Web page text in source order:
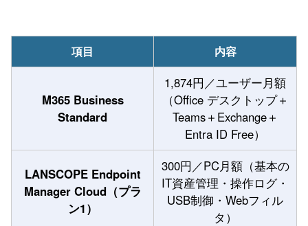
項目 内容
M365 Business
Standard
1,874円／ユーザー月額
（Office デスクトップ＋
Teams＋Exchange＋
Entra ID Free）
LANSCOPE Endpoint
Manager Cloud（プラ
ン1）
300円／PC月額（基本の
IT資産管理・操作ログ・
USB制御・Webフィル
タ）